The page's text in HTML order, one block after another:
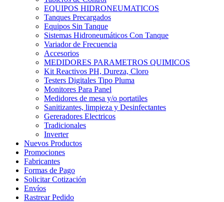
EQUIPOS HIDRONEUMATICOS
Tanques Precargados
Equipos Sin Tanque
Sistemas Hidroneumáticos Con Tanque
Variador de Frecuencia
Accesorios
MEDIDORES PARAMETROS QUIMICOS
Kit Reactivos PH, Dureza, Cloro
Testers Digitales Tipo Pluma
Monitores Para Panel
Medidores de mesa y/o portatiles
Sanitizantes, limpieza y Desinfectantes
Gereradores Electricos
Tradicionales
Inverter
Nuevos Productos
Promociones
Fabricantes
Formas de Pago
Solicitar Cotización
Envíos
Rastrear Pedido